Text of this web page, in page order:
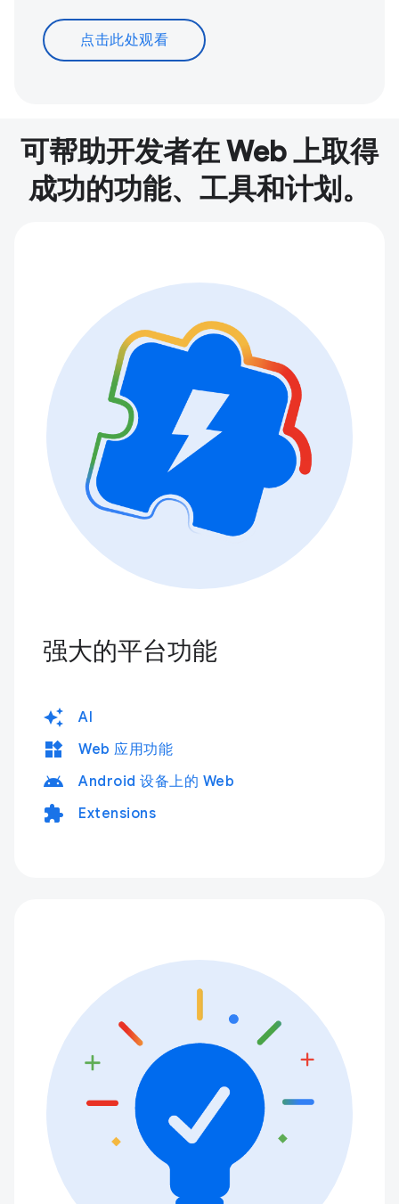
点击此处观看
可帮助开发者在 Web 上取得
成功的功能、工具和计划。
强大的平台功能
auto_awesome AI
widgets Web 应用功能
android Android 设备上的 Web
extension Extensions